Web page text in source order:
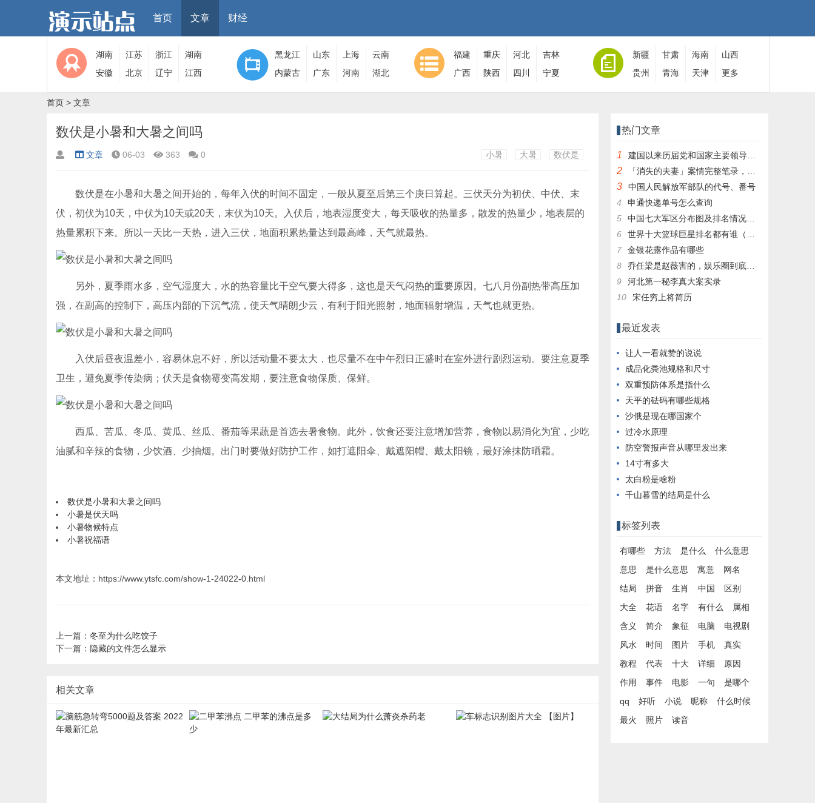
首页 文章 财经
湖南 江苏 浙江
湖南
安徽
北京 辽宁 江西
黑龙江 山东 上海
云南
内蒙古
广东 河南 湖北
福建 重庆 河北
吉林
广西
陕西 四川 宁夏
新疆 甘肃 海南
山西
贵州
青海 天津 更多
首页 > 文章
数伏是小暑和大暑之间吗
文章 06-03 363 0 小暑 大暑 数伏是
数伏是在小暑和大暑之间开始的，每年入伏的时间不固定，一般从夏至后第三个庚日算起。三伏天分为初伏、中伏、末
伏，初伏为10天，中伏为10天或20天，末伏为10天。入伏后，地表湿度变大，每天吸收的热量多，散发的热量少，地表层的
热量累积下来。所以一天比一天热，进入三伏，地面积累热量达到最高峰，天气就最热。
另外，夏季雨水多，空气湿度大，水的热容量比干空气要大得多，这也是天气闷热的重要原因。七八月份副热带高压加
强，在副高的控制下，高压内部的下沉气流，使天气晴朗少云，有利于阳光照射，地面辐射增温，天气也就更热。
入伏后昼夜温差小，容易休息不好，所以活动量不要太大，也尽量不在中午烈日正盛时在室外进行剧烈运动。要注意夏季
卫生，避免夏季传染病；伏天是食物霉变高发期，要注意食物保质、保鲜。
西瓜、苦瓜、冬瓜、黄瓜、丝瓜、番茄等果蔬是首选去暑食物。此外，饮食还要注意增加营养，食物以易消化为宜，少吃
油腻和辛辣的食物，少饮酒、少抽烟。出门时要做好防护工作，如打遮阳伞、戴遮阳帽、戴太阳镜，最好涂抹防晒霜。
数伏是小暑和大暑之间吗
小暑是伏天吗
小暑物候特点
小暑祝福语
本文地址：https://www.ytsfc.com/show-1-24022-0.html
上一篇： 冬至为什么吃饺子
下一篇： 隐藏的文件怎么显示
相关文章
热门文章
1 建国以来历届党和国家主要领导人全名单
2 「消失的夫妻」案情完整笔录，凶手灭绝人性！|杀人狂魔004
3
中国人民解放军部队的代号、番号
4
申通快递单号怎么查询
5
中国七大军区分布图及排名情况详细解读！
6
世界十大篮球巨星排名都有谁（篮球排行榜前十名）
7
金银花露作品有哪些
8
乔任梁是赵薇害的，娱乐圈到底有多乱，昔日往事一件一件都被扒出，你是怎么
9
河北第一秘李真大案实录
10
宋任穷上将简历
最近发表
让人一看就赞的说说
成品化粪池规格和尺寸
双重预防体系是指什么
天平的砝码有哪些规格
沙俄是现在哪国家个
过冷水原理
防空警报声音从哪里发出来
14寸有多大
太白粉是啥粉
千山暮雪的结局是什么
标签列表
有哪些 方法 是什么
什么意思
意思
是什么意思 寓意
网名
结局
拼音 生肖 中国
区别
大全
花语 名字 有什么
属相
含义
简介 象征 电脑
电视剧
风水
时间 图片 手机
真实
教程
代表 十大 详细
原因
作用
事件 电影 一句
是哪个
qq
好听 小说 昵称
什么时候
最火
照片 读音